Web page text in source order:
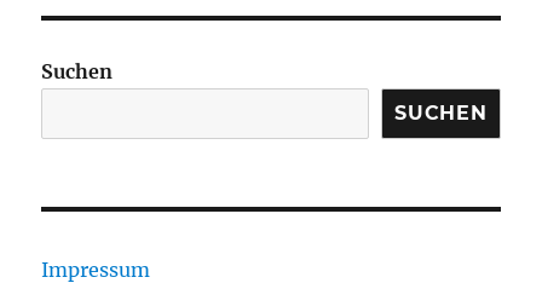
Suchen
SUCHEN
Impressum